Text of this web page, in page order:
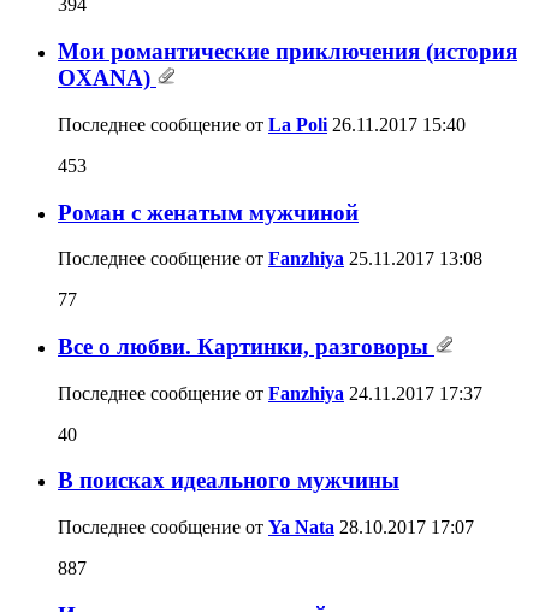
394
Мои романтические приключения (история
OXANA)
Последнее сообщение от La Poli 26.11.2017 15:40
453
Роман с женатым мужчиной
Последнее сообщение от Fanzhiya 25.11.2017 13:08
77
Все о любви. Картинки, разговоры
Последнее сообщение от Fanzhiya 24.11.2017 17:37
40
В поисках идеального мужчины
Последнее сообщение от Ya Nata 28.10.2017 17:07
887